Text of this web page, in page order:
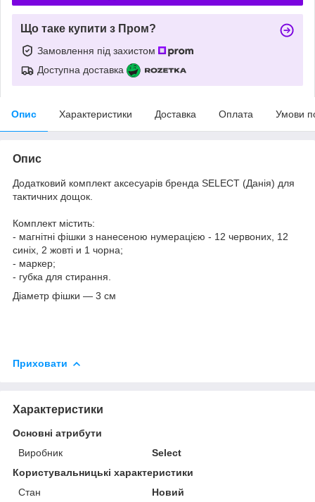
Що таке купити з Пром?
Замовлення під захистом
Доступна доставка
Опис Характеристики Доставка Оплата Умови
Опис
Додатковий комплект аксесуарів бренда SELECT (Данія) для
тактичних дощок.
Комплект містить:
- магнітні фішки з нанесеною нумерацією - 12 червоних, 12
синіх, 2 жовті и 1 чорна;
- маркер;
- губка для стирання.
Діаметр фішки — 3 см
Приховати
Характеристики
Основні атрибути
Виробник
Select
Користувальницькі характеристики
Стан
Новий